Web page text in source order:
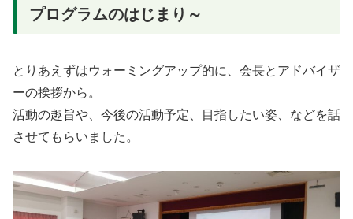
プログラムのはじまり～
とりあえずはウォーミングアップ的に、会長とアドバイザ
ーの挨拶から。
活動の趣旨や、今後の活動予定、目指したい姿、などを話
させてもらいました。